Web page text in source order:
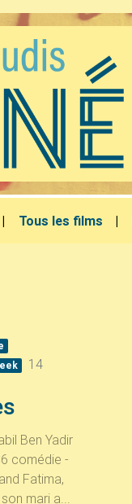
Tous les films
14
Ben Yadir
comédie -
Fatima,
mari a...